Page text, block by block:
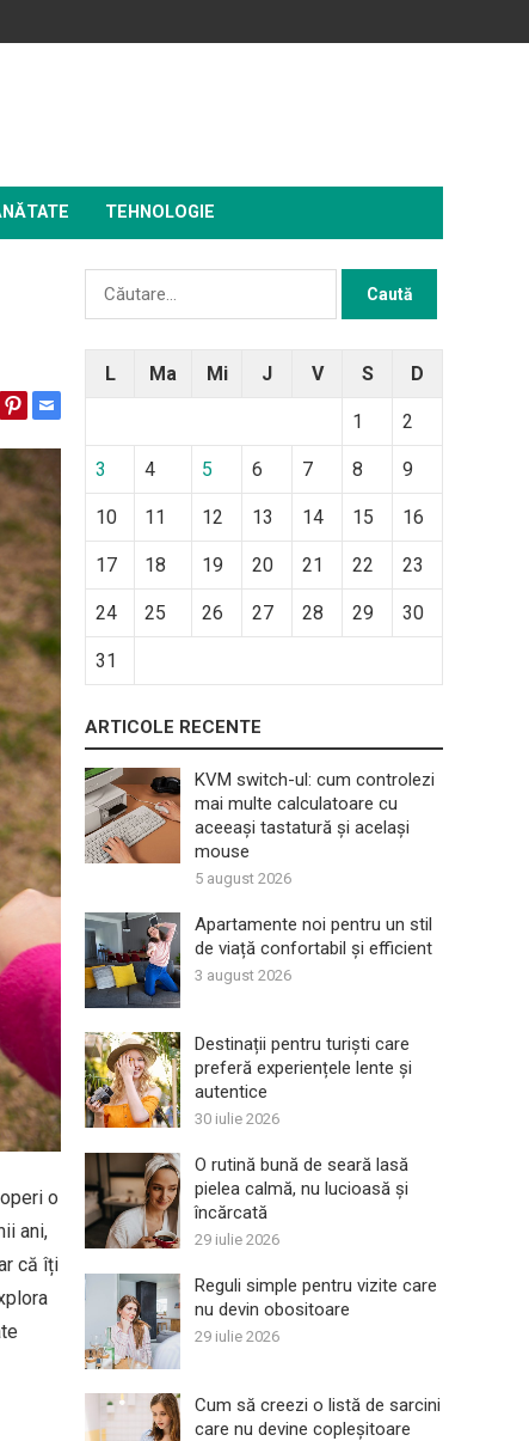
TEHNOLOGIE
o
ani,
că îți
Caută
L Ma Mi J V S D
1 2
3 4 5 6 7 8 9
10 11 12 13 14 15 16
17 18 19 20 21 22 23
24 25 26 27 28 29 30
31
ARTICOLE RECENTE
KVM switch-ul: cum controlezi
mai multe calculatoare cu
aceeași tastatură și același
mouse
5 august 2026
Apartamente noi pentru un stil
de viață confortabil și efficient
3 august 2026
Destinații pentru turiști care
preferă experiențele lente și
autentice
30 iulie 2026
O rutină bună de seară lasă
pielea calmă, nu lucioasă și
încărcată
29 iulie 2026
Reguli simple pentru vizite care
nu devin obositoare
29 iulie 2026
Cum să creezi o listă de sarcini
care nu devine copleșitoare